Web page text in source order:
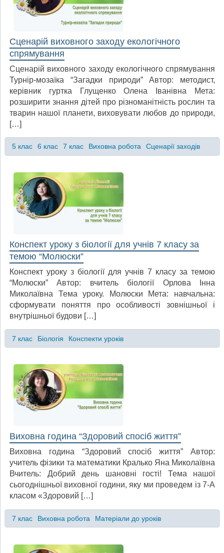
Сценарій виховного заходу екологічного
спрямування
Сценарій виховного заходу екологічного спрямування
Турнір-мозаїка “Загадки природи” Автор: методист,
керівник гуртка Глущенко Олена Іванівна Мета:
розширити знання дітей про різноманітність рослин та
тварин нашої планети, виховувати любов до природи,
[…]
5 клас 6 клас 7 клас Виховна робота Сценарії заходів
Конспект уроку з біології для учнів 7 класу за
темою “Молюски”
Конспект уроку з біології для учнів 7 класу за темою
“Молюски” Автор: вчитель біології Орлова Інна
Миколаївна Тема уроку. Молюски Мета: навчальна:
сформувати поняття про особливості зовнішньої і
внутрішньої будови […]
7 клас Біологія Конспекти уроків
Виховна година “Здоровий спосіб життя”
Виховна година “Здоровий спосіб життя” Автор:
учитель фізики та математики Кралько Яна Миколаївна
Вчитель: Добрий день шановні гості! Тема нашої
сьогоднішньої виховної години, яку ми проведем із 7-А
класом «Здоровий […]
7 клас Виховна робота Матеріали до уроків